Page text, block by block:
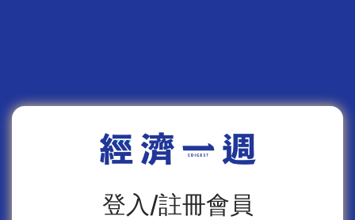
登入/註冊會員